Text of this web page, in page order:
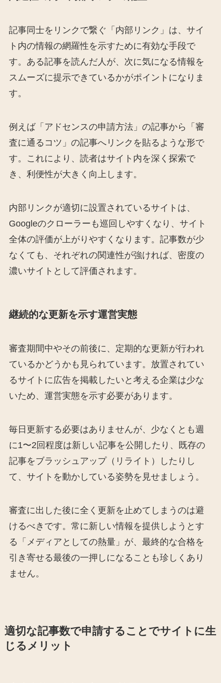
記事同士をリンクで繋ぐ「内部リンク」は、サイ
ト内の情報の網羅性を示すために有効な手段で
す。ある記事を読んだ人が、次に気になる情報を
スムーズに提示できているかがポイントになりま
す。
例えば「アドセンスの申請方法」の記事から「審
査に通るコツ」の記事へリンクを貼るような形で
す。これにより、読者はサイト内を深く探索で
き、利便性が大きく向上します。
内部リンクが適切に設置されているサイトは、
Googleのクローラーも巡回しやすくなり、サイト
全体の評価が上がりやすくなります。記事数が少
なくても、それぞれの関連性が強ければ、密度の
濃いサイトとして評価されます。
継続的な更新を示す運営実態
審査期間中やその前後に、定期的な更新が行われ
ているかどうかも見られています。放置されてい
るサイトに広告を掲載したいと考える企業は少な
いため、運営実態を示す必要があります。
毎日更新する必要はありませんが、少なくとも週
に1〜2回程度は新しい記事を公開したり、既存の
記事をブラッシュアップ（リライト）したりし
て、サイトを動かしている姿勢を見せましょう。
審査に出した後に全く更新を止めてしまうのは避
けるべきです。常に新しい情報を提供しようとす
る「メディアとしての熱量」が、最終的な合格を
引き寄せる最後の一押しになることも珍しくあり
ません。
適切な記事数で申請することでサイトに生
じるメリット